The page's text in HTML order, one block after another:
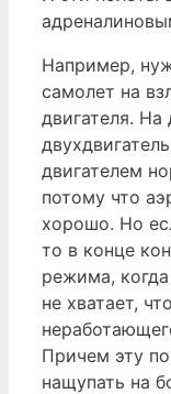
Например,
самолет на
двигателя.
двигателем
потому что
хорошо. Но
то в конце
режима,
не хватает,
Причем эту
нащупать на